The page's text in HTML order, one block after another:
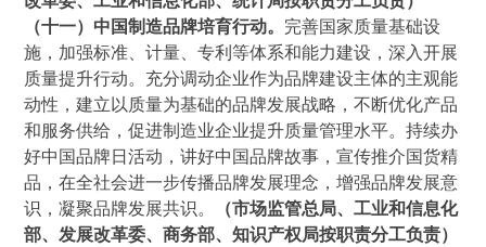
（十一）中国制造品牌培育行动。 完善国家质量基础设
施，加强标准、计量、专利等体系和能力建设，深入开展
质量提升行动。充分调动企业作为品牌建设主体的主观能
动性，建立以质量为基础的品牌发展战略，不断优化产品
和服务供给，促进制造业企业提升质量管理水平。持续办
好中国品牌日活动，讲好中国品牌故事，宣传推介国货精
品，在全社会进一步传播品牌发展理念，增强品牌发展意
识，凝聚品牌发展共识。
（市场监管总局、工业和信息化
部、发展改革委、商务部、知识产权局按职责分工负责）